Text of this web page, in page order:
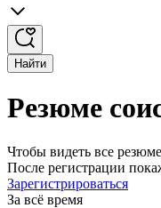
Найти
Резюме
Чтобы видеть все
После регистрации
Зарегистрироваться
За всё время